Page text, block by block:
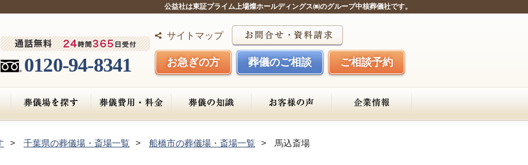
公益社は東証プライム上場燦ホールディングス㈱のグループ中核葬儀社です。
サイトマップ
お急ぎの方 葬儀のご相談 ご相談予約
0120-94-8341
千葉県の葬儀場・斎場一覧 船橋市の葬儀場・斎場一覧 馬込斎場